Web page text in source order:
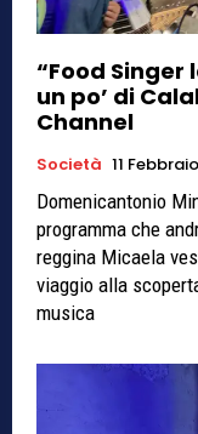
“Food
un po’ di
Channel
Società 11
Domenicantonio
programma che
reggina Micaela
viaggio alla
musica